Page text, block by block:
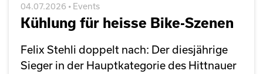
04.07.2026 • Events
Kühlung für heisse Bike-Szenen
Felix Stehli doppelt nach: Der diesjährige
Sieger in der Hauptkategorie des Hittnauer